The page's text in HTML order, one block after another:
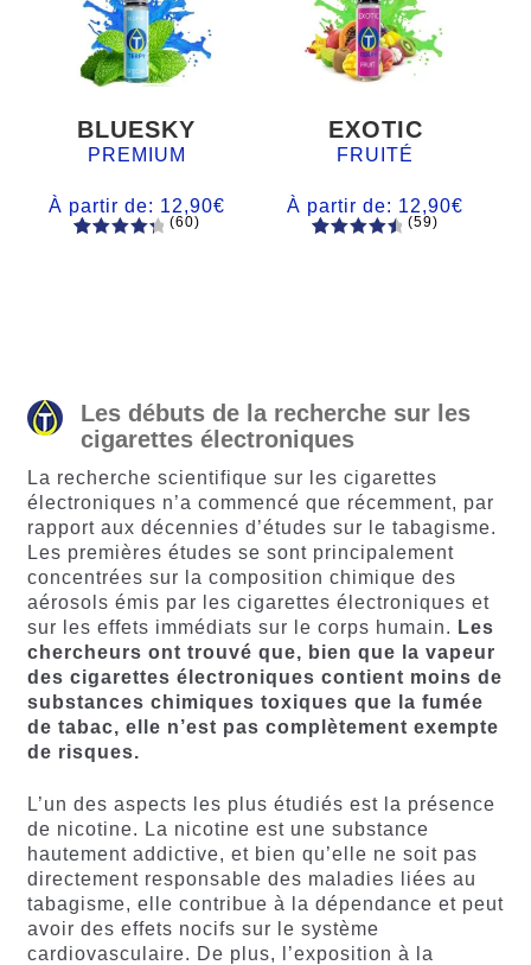
BLUESKY
PREMIUM
À partir de: 12,90€
(60)
EXOTIC
FRUITÉ
À partir de: 12,90€
(59)
Les débuts de la recherche sur les
cigarettes électroniques
La recherche scientifique sur les cigarettes
électroniques n’a commencé que récemment, par
rapport aux décennies d’études sur le tabagisme.
Les premières études se sont principalement
concentrées sur la composition chimique des
aérosols émis par les cigarettes électroniques et
sur les effets immédiats sur le corps humain. Les
chercheurs ont trouvé que, bien que la vapeur
des cigarettes électroniques contient moins de
substances chimiques toxiques que la fumée
de tabac, elle n’est pas complètement exempte
de risques.
L’un des aspects les plus étudiés est la présence
de nicotine. La nicotine est une substance
hautement addictive, et bien qu’elle ne soit pas
directement responsable des maladies liées au
tabagisme, elle contribue à la dépendance et peut
avoir des effets nocifs sur le système
cardiovasculaire. De plus, l’exposition à la